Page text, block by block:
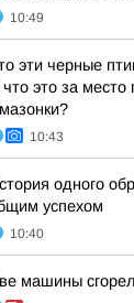
10:49
эти черные
это за место
10:43
одного
успехом
10:40
машины